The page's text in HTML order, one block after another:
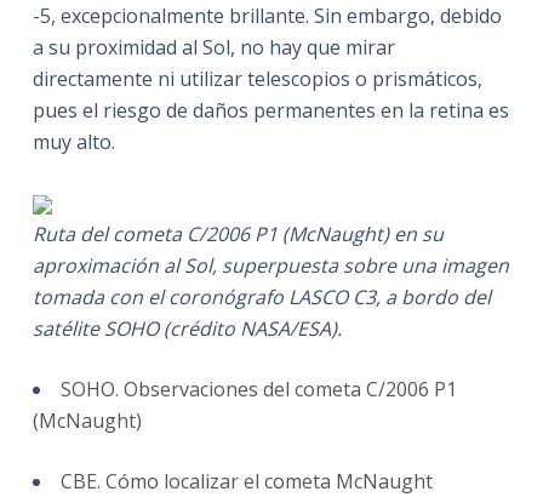
-5, excepcionalmente brillante. Sin embargo, debido
a su proximidad al Sol, no hay que mirar
directamente ni utilizar telescopios o prismáticos,
pues el riesgo de daños permanentes en la retina es
muy alto.
Ruta del cometa C/2006 P1 (McNaught) en su
aproximación al Sol, superpuesta sobre una imagen
tomada con el coronógrafo LASCO C3, a bordo del
satélite SOHO (crédito NASA/ESA).
SOHO. Observaciones del cometa C/2006 P1
(McNaught)
CBE. Cómo localizar el cometa McNaught